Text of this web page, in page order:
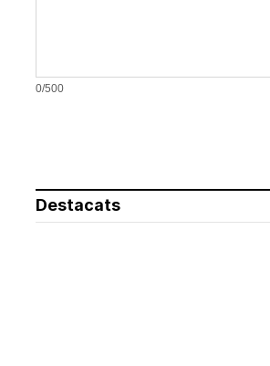
0/500
Destacats